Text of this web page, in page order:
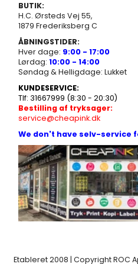
BUTIK:
H.C. Ørsteds Vej 55,
1879 Frederiksberg C
ÅBNINGSTIDER:
Hver dage: 9:00 - 17:00
Lørdag: 10:00 - 14:00
Søndag & Helligdage: Lukket
KUNDESERVICE:
Tlf: 31667999 (8:30 - 20:30)
Bestilling af tryksager:
service@cheapink.dk
We don't have selv-service
Etableret 2008 | Copyright ROC